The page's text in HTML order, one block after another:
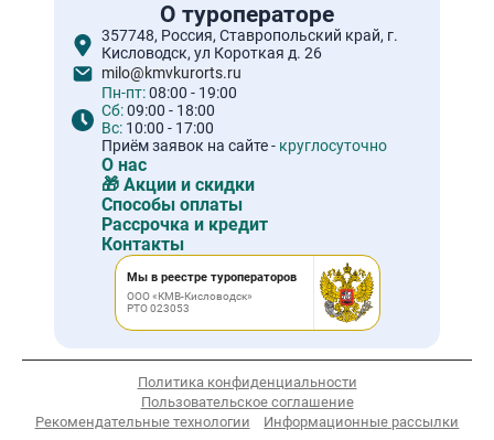
О туроператоре
357748, Россия, Ставропольский край, г.
Кисловодск, ул Короткая д. 26
milo@kmvkurorts.ru
Пн-пт:08:00 - 19:00
Сб:09:00 - 18:00
Вс: 10:00 - 17:00
Приём заявок на сайте - круглосуточно
О нас
🎁 Акции и скидки
Способы оплаты
Рассрочка и кредит
Контакты
Мы в реестре туроператоров
ООО «КМВ-Кисловодск»
РТО 023053
Политика конфиденциальности
Пользовательское соглашение
Рекомендательные технологии
Информационные рассылки